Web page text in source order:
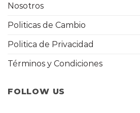
Nosotros
Politicas de Cambio
Politica de Privacidad
Términos y Condiciones
FOLLOW US